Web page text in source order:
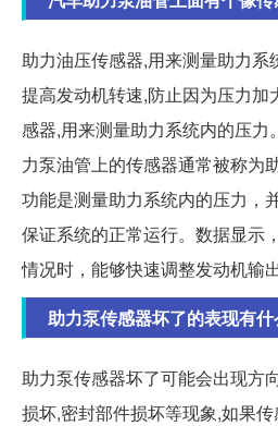
助力油压传感器,用来测量助力系
提高发动机转速,防止因为压力
感器,用来测量助力系统内的压力
力泵油管上的传感器通常被称为
功能是测量助力系统内的压力，
保证系统的正常运行。数据显示
情况时，能够快速调整发动机输
助力泵传感器坏了的表现有
助力泵传感器坏了可能会出现方
损坏,密封部件损坏等现象,如果